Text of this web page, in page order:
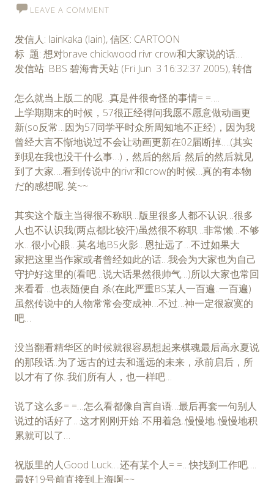
LEAVE A COMMENT
发信人: lainkaka (lain), 信区: CARTOON
标 题: 想对brave chickwood rivr crow和大家说的话…
发信站: BBS 碧海青天站 (Fri Jun 3 16:32:37 2005), 转信
怎么就当上版二的呢…真是件很奇怪的事情= =….
上学期期末的时候，57很正经得问我愿不愿意做动画更
新(so反常…因为57同学平时众所周知地不正经)，因为我
曾经大言不惭地说过不会让动画更新在02届断掉….(其实
到现在我也没干什么事…)，然后的然后..然后的然后就见
到了大家….看到传说中的rivr和crow的时候…真的有本物
だ的感想呢..笑~~
其实这个版主当得很不称职…版里很多人都不认识…很多
人也不认识我(两点都比较汗)虽然很不称职…非常懒…不够
水…很小心眼…莫名地BS火影…恩扯远了…不过如果大
家把这里当作家或者曾经如此的话…我会为大家也为自己
守护好这里的(看吧…说大话果然很帅气…)所以大家也常回
来看看…也表随便自 杀(在此严重BS某人一百遍..一百遍)
虽然传说中的人物常常会变成神…不过…神一定很寂寞的
吧…
没当翻看精华区的时候就很容易想起来棋魂最后高永夏说
的那段话..为了远古的过去和遥远的未来，承前启后，所
以才有了你..我们所有人，也一样吧…
说了这么多= =…怎么看都像自言自语…最后再套一句别人
说过的话好了…这才刚刚开始..不用着急..慢慢地..慢慢地积
累就可以了…
祝版里的人Good Luck….还有某个人= =…快找到工作吧….
最好19号前直接到上海啊~~